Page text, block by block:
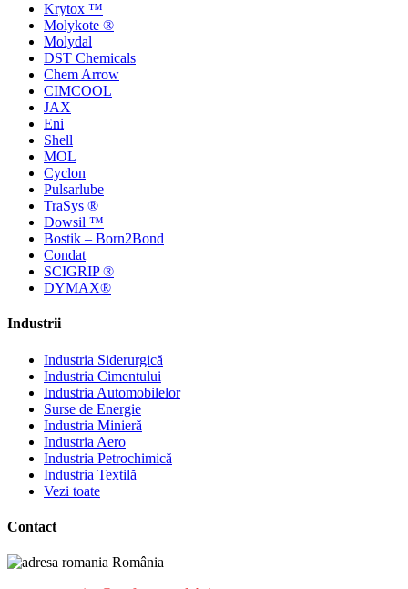
Krytox ™
Molykote ®
Molydal
DST Chemicals
Chem Arrow
CIMCOOL
JAX
Eni
Shell
MOL
Cyclon
Pulsarlube
TraSys ®
Dowsil ™
Bostik – Born2Bond
Condat
SCIGRIP ®
DYMAX®
Industrii
Industria Siderurgică
Industria Cimentului
Industria Automobilelor
Surse de Energie
Industria Minieră
Industria Aero
Industria Petrochimică
Industria Textilă
Vezi toate
Contact
România